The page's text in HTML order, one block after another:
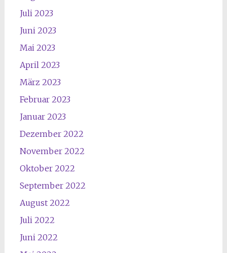
Juli 2023
Juni 2023
Mai 2023
April 2023
März 2023
Februar 2023
Januar 2023
Dezember 2022
November 2022
Oktober 2022
September 2022
August 2022
Juli 2022
Juni 2022